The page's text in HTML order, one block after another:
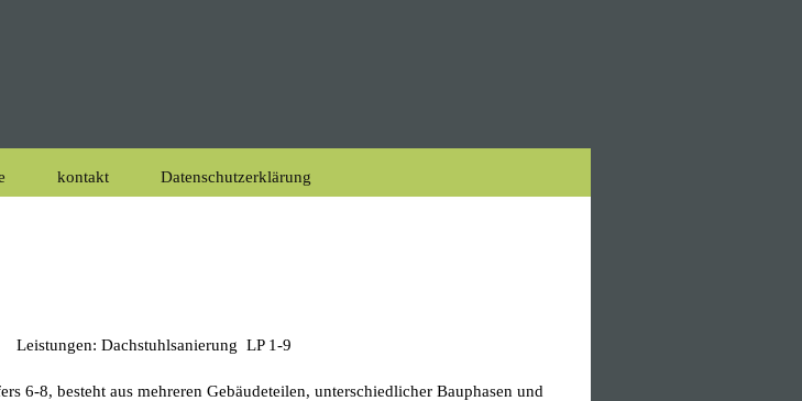
kontakt Datenschutzerklärung
Leistungen: Dachstuhlsanierung LP 1-9
6-8, besteht aus mehreren Gebäudeteilen, unterschiedlicher Bauphasen und